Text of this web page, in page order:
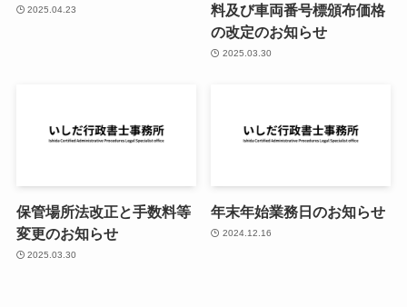
2025.04.23
料及び車両番号標頒布価格
の改定のお知らせ
2025.03.30
保管場所法改正と手数料等
変更のお知らせ
2025.03.30
年末年始業務日のお知らせ
2024.12.16